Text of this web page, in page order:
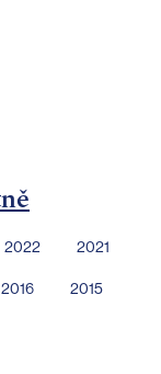
2022 2021
2016 2015